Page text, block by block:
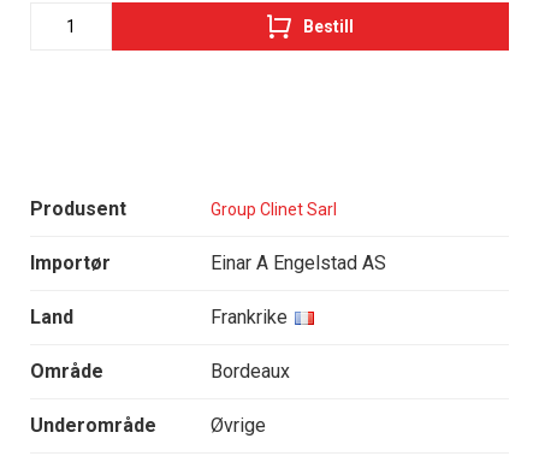
Produsent Group Clinet Sarl
Importør Einar A Engelstad AS
Land Frankrike
Område Bordeaux
Underområde Øvrige
Bestill